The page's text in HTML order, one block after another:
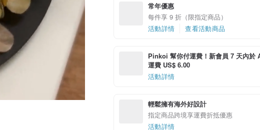
常年優惠
每件享 9 折（限指定商品）
活動詳情
查看活動商品
Pinkoi 幫你付運費！新會員 7 天內於
運費 US$ 6.00
活動詳情
輕鬆擁有海外好設計
指定商品跨境享運費折抵優惠
活動詳情